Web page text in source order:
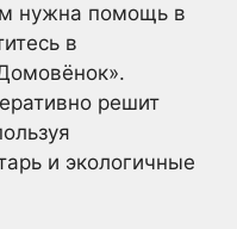
нужна помощь в
в
решит
и экологичные